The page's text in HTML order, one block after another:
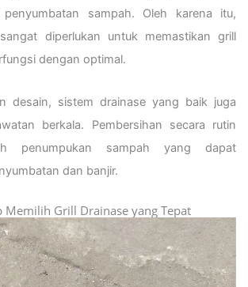
sampah. Oleh karena itu,
diperlukan untuk memastikan grill
dengan optimal.
desain, sistem drainase yang baik juga
berkala. Pembersihan secara rutin
penumpukan sampah yang dapat
dan banjir.
Memilih Grill Drainase yang Tepat